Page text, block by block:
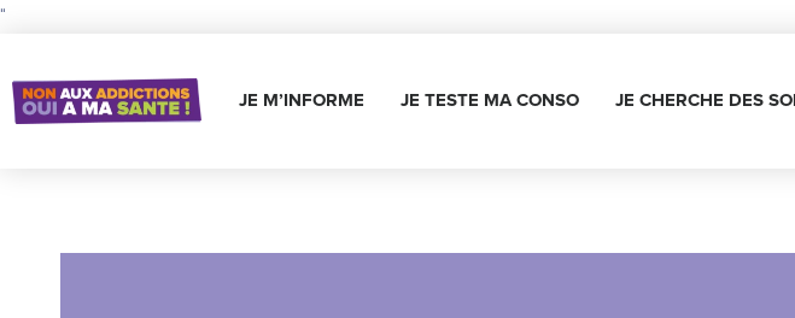
"
JE M’INFORME JE TESTE MA CONSO JE CHERCHE DES